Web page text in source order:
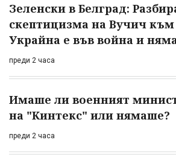
Зеленски в Белград:
скептицизма на Вучич към
Украйна е във война и
преди 2 часа
Имаше ли военният
на "Кинтекс" или нямаше?
преди 2 часа